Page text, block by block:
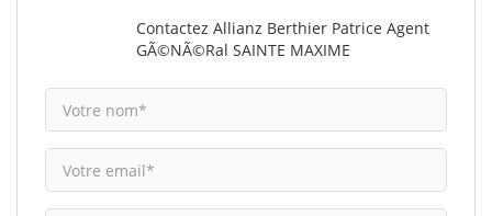
Contactez Allianz Berthier Patrice Agent
GÃ©nÃ©ral SAINTE MAXIME